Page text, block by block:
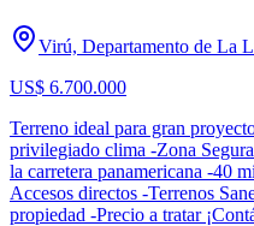
Virú, Departamento de La
US$ 6.700.000
Terreno ideal para gran
privilegiado clima -Zona
la carretera panamericana -40
Accesos directos -Terrenos
propiedad -Precio a tratar